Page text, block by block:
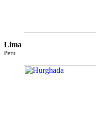
Lima
Peru